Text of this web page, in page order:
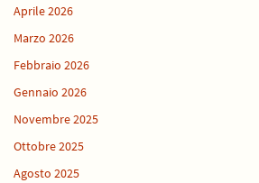
Aprile 2026
Marzo 2026
Febbraio 2026
Gennaio 2026
Novembre 2025
Ottobre 2025
Agosto 2025